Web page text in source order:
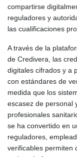
compartirse
reguladores y
las cualificaciones
A través de la
de Credivera, las
digitales cifrados y a
con estándares de
medida que los
escasez de personal
profesionales
se ha convertido en
reguladores,
verificables permiten